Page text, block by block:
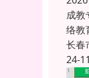
成教
络教
长春
24-